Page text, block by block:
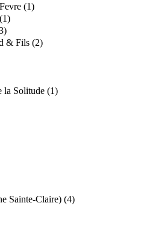
(1)
1)
)
& Fils (2)
la Solitude (1)
Sainte-Claire) (4)